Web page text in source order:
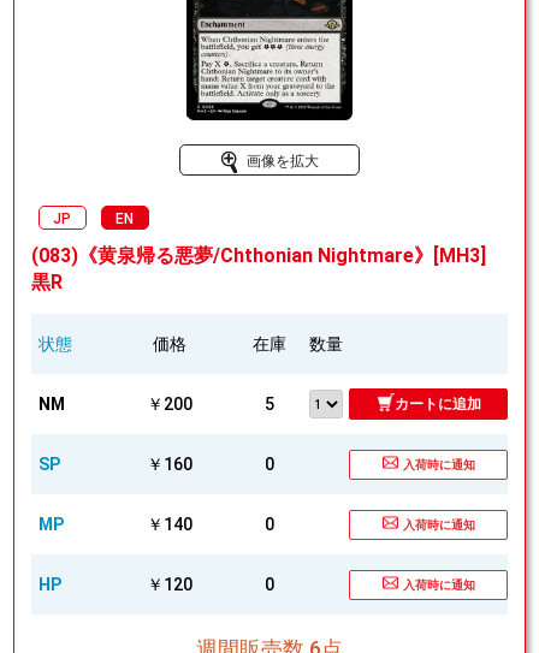
画像を拡大
JP EN
(083)《黄泉帰る悪夢/Chthonian Nightmare》[MH3]
黒R
状態 価格 在庫 数量
NM ￥200 5 カートに追加
SP ￥160 0 入荷時に通知
MP ￥140 0 入荷時に通知
HP ￥120 0 入荷時に通知